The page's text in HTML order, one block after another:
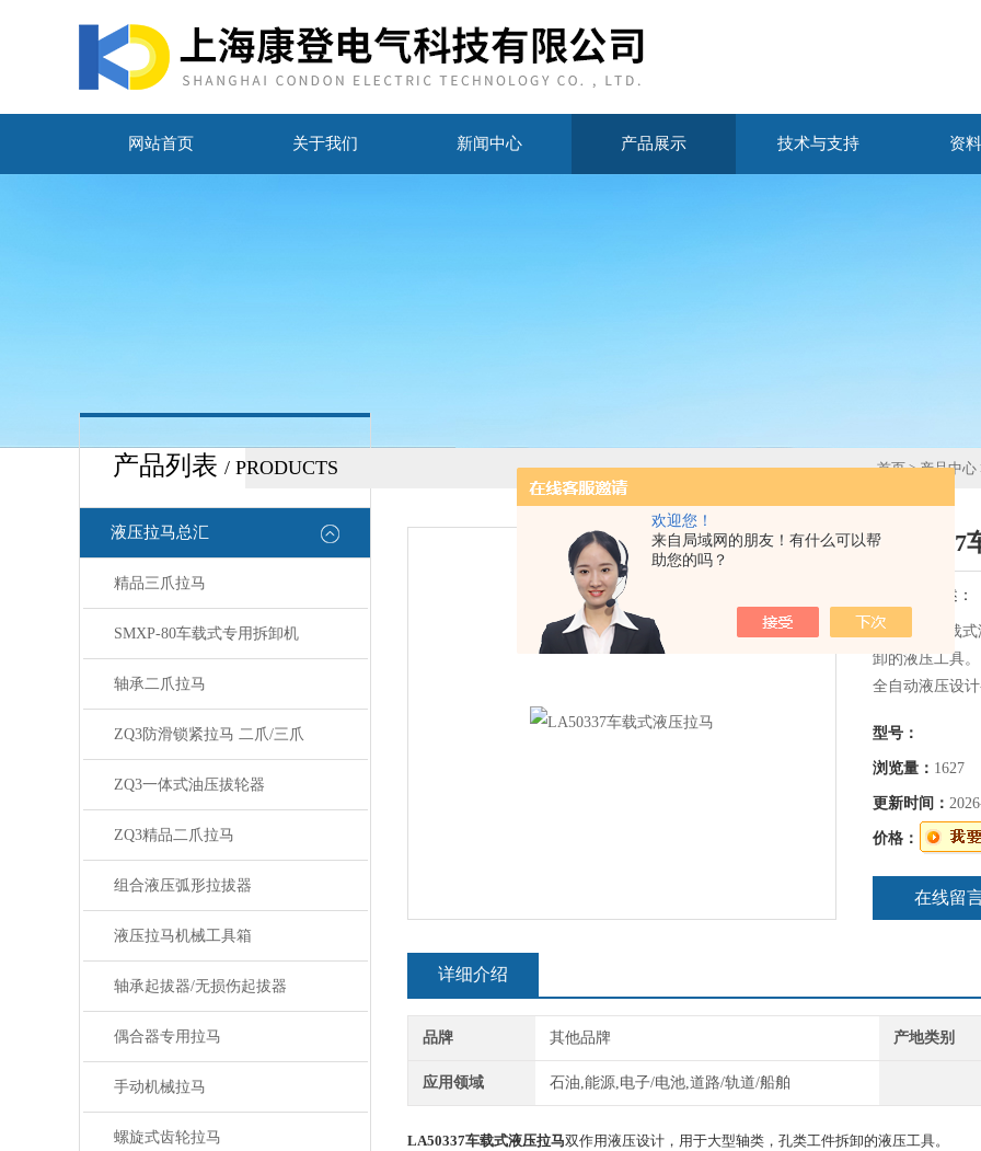
欢迎您！
来自局域网的朋友！有什么可以帮
助您的吗？
网站首页 关于我们 新闻中心 产品展示 技术与支持 资
产品列表 / PRODUCTS
液压拉马总汇
精品三爪拉马
SMXP-80车载式专用拆卸机
轴承二爪拉马
ZQ3防滑锁紧拉马 二爪/三爪
ZQ3一体式油压拔轮器
ZQ3精品二爪拉马
组合液压弧形拉拔器
液压拉马机械工具箱
轴承起拔器/无损伤起拔器
偶合器专用拉马
手动机械拉马
螺旋式齿轮拉马
首页>产品中心
LA50337
简要描述：
LA50337车载
卸的液压工具。
全自动液压设
型号：
浏览量： 1627
更新时间：
价格：
在线留
详细介绍
品牌 其他品牌 产地类别
应用领域 石油,能源,电子/电池,道路/轨道/船舶
LA50337车载式液压拉马双作用液压设计，用于大型轴类，孔类工件拆卸的液压工具。